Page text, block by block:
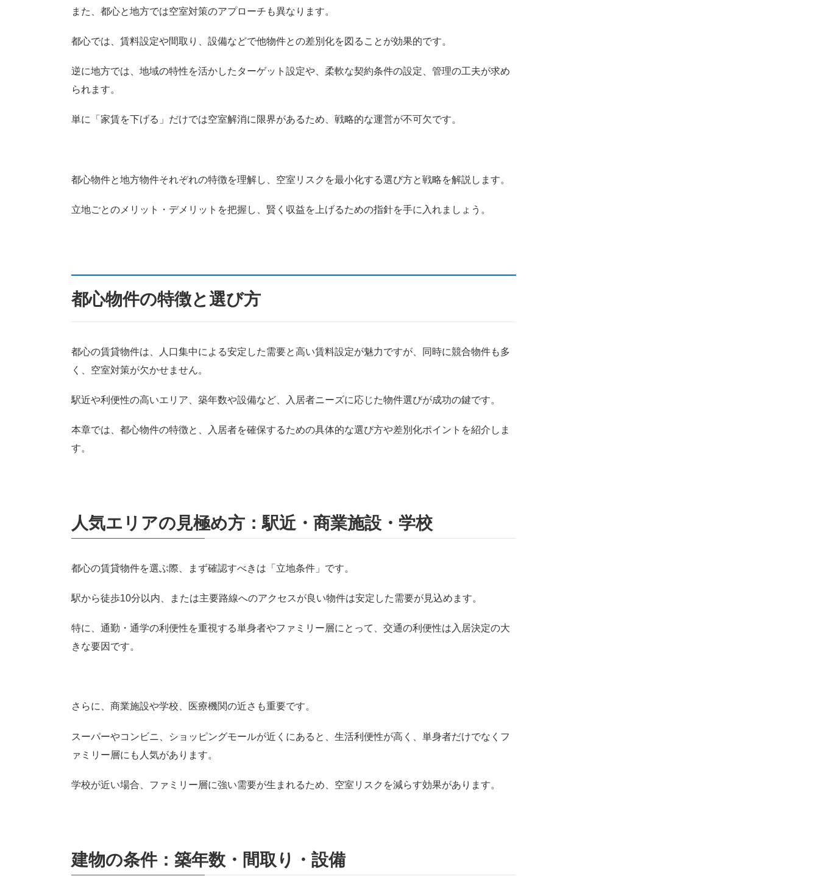
また、都心と地方では空室対策のアプローチも異なります。
都心では、賃料設定や間取り、設備などで他物件との差別化を図ることが効果的です。
逆に地方では、地域の特性を活かしたターゲット設定や、柔軟な契約条件の設定、管理の工夫が求め
られます。
単に「家賃を下げる」だけでは空室解消に限界があるため、戦略的な運営が不可欠です。
都心物件と地方物件それぞれの特徴を理解し、空室リスクを最小化する選び方と戦略を解説します。
立地ごとのメリット・デメリットを把握し、賢く収益を上げるための指針を手に入れましょう。
都心物件の特徴と選び方
都心の賃貸物件は、人口集中による安定した需要と高い賃料設定が魅力ですが、同時に競合物件も多
く、空室対策が欠かせません。
駅近や利便性の高いエリア、築年数や設備など、入居者ニーズに応じた物件選びが成功の鍵です。
本章では、都心物件の特徴と、入居者を確保するための具体的な選び方や差別化ポイントを紹介しま
す。
人気エリアの見極め方：駅近・商業施設・学校
都心の賃貸物件を選ぶ際、まず確認すべきは「立地条件」です。
駅から徒歩10分以内、または主要路線へのアクセスが良い物件は安定した需要が見込めます。
特に、通勤・通学の利便性を重視する単身者やファミリー層にとって、交通の利便性は入居決定の大
きな要因です。
さらに、商業施設や学校、医療機関の近さも重要です。
スーパーやコンビニ、ショッピングモールが近くにあると、生活利便性が高く、単身者だけでなくフ
ァミリー層にも人気があります。
学校が近い場合、ファミリー層に強い需要が生まれるため、空室リスクを減らす効果があります。
建物の条件：築年数・間取り・設備